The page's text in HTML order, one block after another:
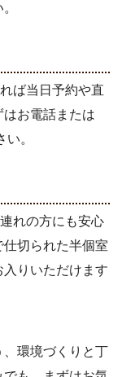
ば当日予約や直
お電話または
。
れの方にも安心
切られた半個室
りいただけます
環境づくりと丁